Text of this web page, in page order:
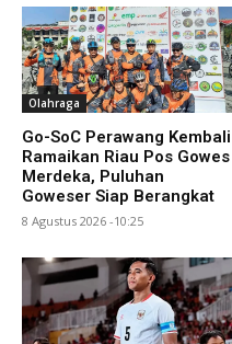
Olahraga
Go-SoC Perawang Kembali
Ramaikan Riau Pos Gowes
Merdeka, Puluhan
Goweser Siap Berangkat
8 Agustus 2026 -10:25